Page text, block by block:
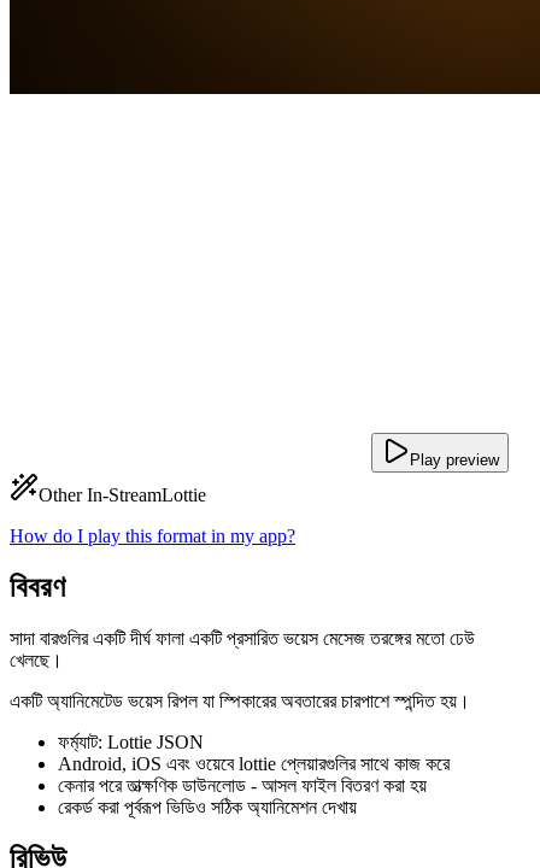
Play preview
Other In-StreamLottie
How do I play this format in my app?
বিবরণ
সাদা বারগুলির একটি দীর্ঘ ফালা একটি প্রসারিত ভয়েস মেসেজ তরঙ্গের মতো ঢেউ
খেলছে।
একটি অ্যানিমেটেড ভয়েস রিপল যা স্পিকারের অবতারের চারপাশে স্পন্দিত হয়।
ফর্ম্যাট: Lottie JSON
Android, iOS এবং ওয়েবে lottie প্লেয়ারগুলির সাথে কাজ করে
কেনার পরে তাত্ক্ষণিক ডাউনলোড - আসল ফাইল বিতরণ করা হয়
রেকর্ড করা পূর্বরূপ ভিডিও সঠিক অ্যানিমেশন দেখায়
রিভিউ